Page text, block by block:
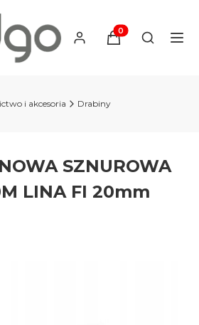
Produkty w
Otwórz
i akcesoria Drabiny
SZNUROWA
LINA FI 20mm